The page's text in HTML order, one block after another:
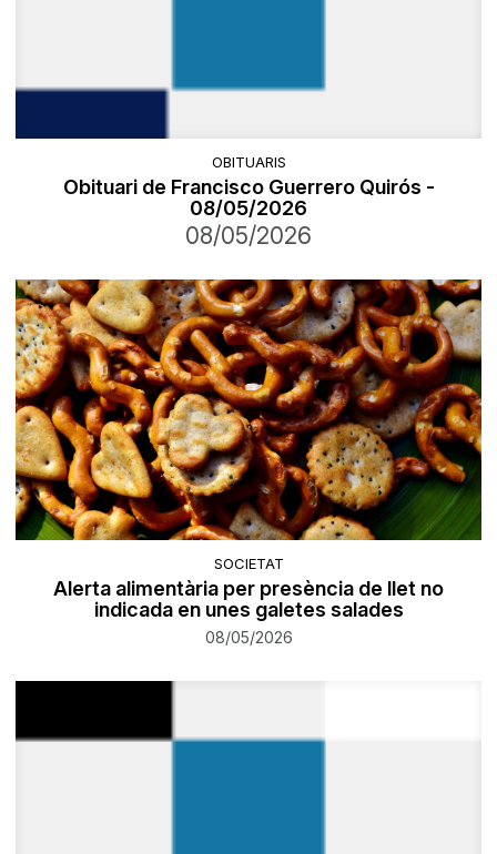
OBITUARIS
Obituari de Francisco Guerrero Quirós -
08/05/2026
08/05/2026
SOCIETAT
Alerta alimentària per presència de llet no
indicada en unes galetes salades
08/05/2026